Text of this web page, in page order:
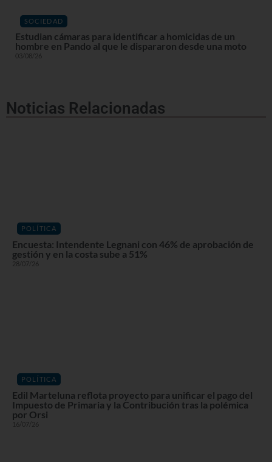
SOCIEDAD
Estudian cámaras para identificar a homicidas de un
hombre en Pando al que le dispararon desde una moto
03/08/26
Noticias Relacionadas
POLÍTICA
Encuesta: Intendente Legnani con 46% de aprobación de
gestión y en la costa sube a 51%
28/07/26
POLÍTICA
Edil Marteluna reflota proyecto para unificar el pago del
Impuesto de Primaria y la Contribución tras la polémica
por Orsi
16/07/26